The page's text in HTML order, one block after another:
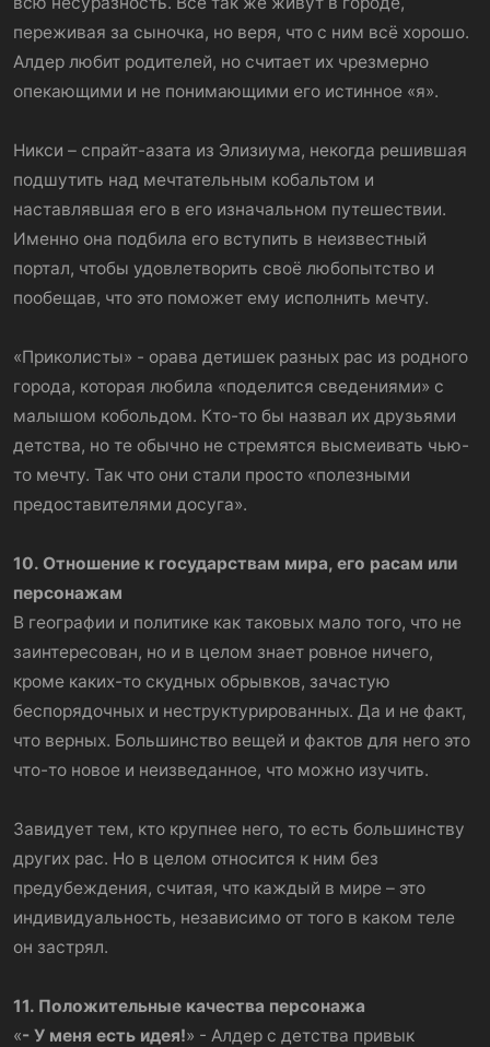
переживая за сыночка, но веря, что с ним всё хорошо.
Алдер любит родителей, но считает их чрезмерно
опекающими и не понимающими его истинное «я».
Никси – спрайт-азата из Элизиума, некогда решившая
подшутить над мечтательным кобальтом и
наставлявшая его в его изначальном путешествии.
Именно она подбила его вступить в неизвестный
портал, чтобы удовлетворить своё любопытство и
пообещав, что это поможет ему исполнить мечту.
«Приколисты» - орава детишек разных рас из родного
города, которая любила «поделится сведениями» с
малышом кобольдом. Кто-то бы назвал их друзьями
детства, но те обычно не стремятся высмеивать чью-
то мечту. Так что они стали просто «полезными
предоставителями досуга».
10. Отношение к государствам мира, его расам или
персонажам
В географии и политике как таковых мало того, что не
заинтересован, но и в целом знает ровное ничего,
кроме каких-то скудных обрывков, зачастую
беспорядочных и неструктурированных. Да и не факт,
что верных. Большинство вещей и фактов для него это
что-то новое и неизведанное, что можно изучить.
Завидует тем, кто крупнее него, то есть большинству
других рас. Но в целом относится к ним без
предубеждения, считая, что каждый в мире – это
индивидуальность, независимо от того в каком теле
он застрял.
11. Положительные качества персонажа
«- У меня есть идея!» - Алдер с детства привык